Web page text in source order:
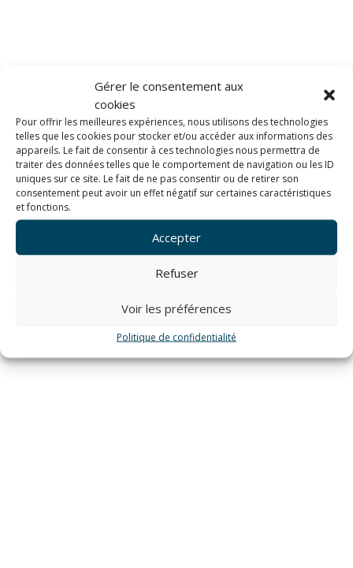
Gérer le consentement aux
cookies
Pour offrir les meilleures expériences, nous utilisons des technologies
telles que les cookies pour stocker et/ou accéder aux informations des
appareils. Le fait de consentir à ces technologies nous permettra de
traiter des données telles que le comportement de navigation ou les ID
uniques sur ce site. Le fait de ne pas consentir ou de retirer son
consentement peut avoir un effet négatif sur certaines caractéristiques
et fonctions.
Accepter
Refuser
Voir les préférences
Politique de confidentialité
Cancale (huitres)
[Best_Wordpress_Gallery id= »19″ gal_title= »Cancale »]